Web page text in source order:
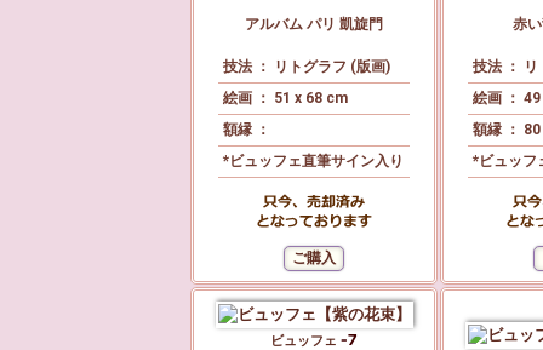
アルバム パリ 凱旋門
技法 ： リトグラフ (版画)
絵画 ： 51 x 68 cm
額縁 ：
*ビュッフェ直筆サイン入り
赤
技法 ：
絵画 ：
額縁 ：
*ビュッフ
ビュッフェ